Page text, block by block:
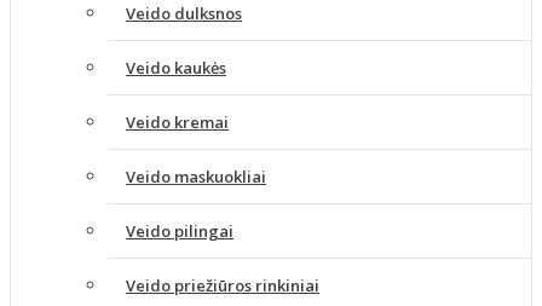
Veido dulksnos
Veido kaukės
Veido kremai
Veido maskuokliai
Veido pilingai
Veido priežiūros rinkiniai